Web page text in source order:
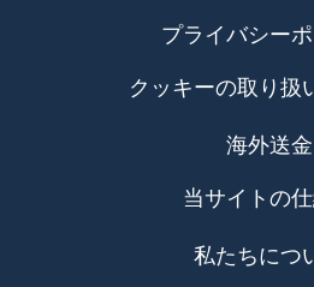
プライバシー
クッキーの取り扱
海外送金
当サイトの
私たちにつ